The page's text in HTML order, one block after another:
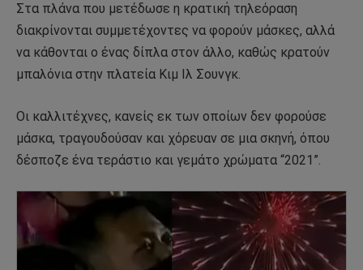
Στα πλάνα που μετέδωσε η κρατική τηλεόραση
διακρίνονται συμμετέχοντες να φορούν μάσκες, αλλά
να κάθονται ο ένας δίπλα στον άλλο, καθώς κρατούν
μπαλόνια στην πλατεία Κιμ Ιλ Σουνγκ.
Οι καλλιτέχνες, κανείς εκ των οποίων δεν φορούσε
μάσκα, τραγουδούσαν και χόρευαν σε μια σκηνή, όπου
δέσποζε ένα τεράστιο και γεμάτο χρώματα “2021”.